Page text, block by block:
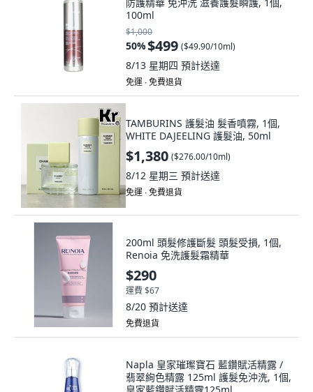
100ml
$1,000
50%$499 ($49.90/10ml)
8/13 星期四 預計送達
免運 ∙ 免費退貨
TAMBURINS 護髮油 髮香噴霧, 1個,
WHITE DAJEELING 護髮油, 50ml
$1,380 ($276.00/10ml)
8/12 星期三 預計送達
免運 ∙ 免費退貨
200ml 頭髮修護斷髮 頭髮受損, 1個,
Renoia 免洗護髮霜精華
$290
運費 $67
8/20 預計送達
免費退貨
Napla 皇家璀璨寶石 藍鑽賦活精露 /
翡翠絢色精露 125ml 護髮免沖洗, 1個,